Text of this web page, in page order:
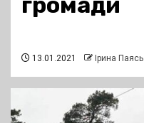
13.01.2021 Ірина Паясь